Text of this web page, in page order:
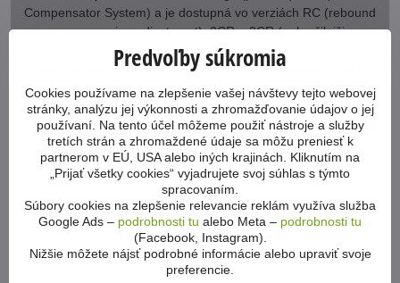
Compensator System) a je dostupná vo verziách RC (rebound
a compression adjustment), 2CR a 3CR (pokročilejšie
nastavenia kompresie).
Oska: Je navrhnutá pre Boost štandard, s rozmermi 15x110
mm pevnou osk ou (k dispozícii sú verzie s rýchloupinákom
alebo na imbusový kľúč).
Stĺpik riadenia: Tapered (kónický) stĺpik 1.5" na 1-1/8" pre lepšiu
tuhosť a presnosť riadenia.
Kompatibilita bŕzd: Priamy Post Mount 180 mm, s možnosťou
použitia kotúčov s maximálnym priemerom až 220 mm.
Predvoľby súkromia
Cookies používame na zlepšenie vašej návštevy tejto webovej
stránky, analýzu jej výkonnosti a zhromažďovanie údajov o jej
používaní. Na tento účel môžeme použiť nástroje a služby
tretích strán a zhromaždené údaje sa môžu preniesť k
partnerom v EÚ, USA alebo iných krajinách. Kliknutím na
„Prijať všetky cookies“ vyjadrujete svoj súhlas s týmto
spracovaním.
Súbory cookies na zlepšenie relevancie reklám využíva služba
Google Ads – podrobnosti tu alebo Meta – podrobnosti tu
(Facebook, Instagram).
Nižšie môžete nájsť podrobné informácie alebo upraviť svoje
preferencie.